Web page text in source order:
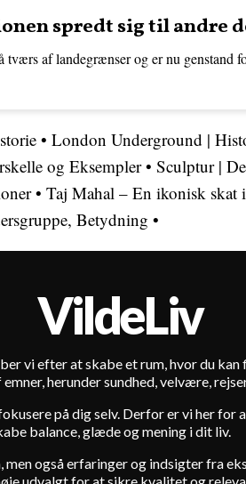
spredt sig til andre
af landegrænser og er nu genstand
• London Underground |
og Eksempler• Sculptur |
• Taj Mahal – En ikonisk skat
Betydning •
VildeLiv
vi efter at skabe et rum, hvor du
herunder sundhed, velvære,
på dig selv. Derfor er vi her
balance, glæde og mening i dit liv.
også erfaringer og indsigter fra
udvalgt for at sikre kvalitet og